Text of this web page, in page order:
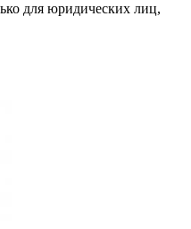
для юридических лиц,